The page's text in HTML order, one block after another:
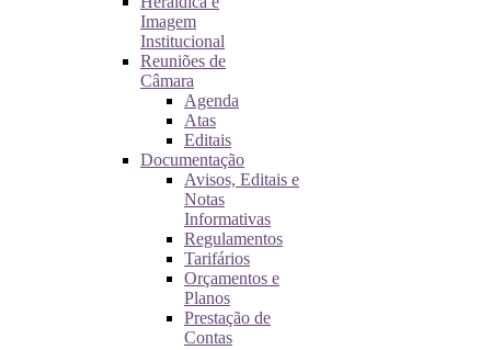
Imagem
Institucional
Reuniões de
Câmara
Agenda
Atas
Editais
Documentação
Avisos, Editais e
Notas
Informativas
Regulamentos
Tarifários
Orçamentos e
Planos
Prestação de
Contas